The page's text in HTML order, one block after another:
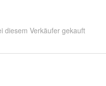
diesem Verkäufer gekauft